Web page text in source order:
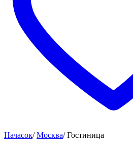
Начасок/ Москва/ Гостиница